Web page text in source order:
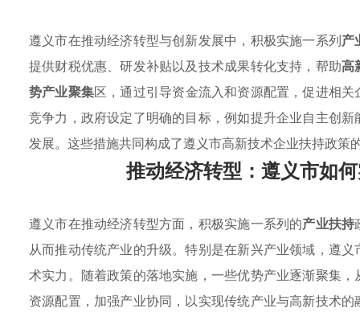
遵义市在推动经济转型与创新发展中，积极实施一系列产
提供财税优惠、研发补贴以及技术成果转化支持，帮助高
势产业聚集区，通过引导资金流入和资源配置，促进相
竞争力，政府设定了明确的目标，例如提升企业自主创
发展。这些措施共同构成了遵义市高新技术企业扶持政策
推动经济转型：遵义市如
遵义市在推动经济转型方面，积极实施一系列的产业扶持
从而推动传统产业的升级。特别是在新兴产业领域，遵义
术实力。随着政策的落地实施，一些优势产业逐渐聚集
资源配置，加强产业协同，以实现传统产业与高新技术